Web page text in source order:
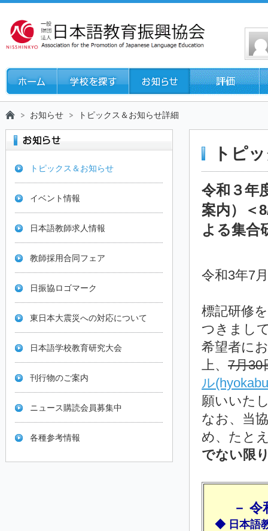
お知らせ トピックス＆お知らせ詳細
トピ
令和３年
案内）＜
よる集合
令和3年7
標記研修
つきまし
希望者に
上、 7月30
ル
願いいた
なお、当
め、たと
でない限
－
◆ 日本語
トピックス＆お知らせ
イベント情報
日本語教師求人情報
教師採用合同フェア
日振協ロゴマーク
東日本大震災への対応について
日本語学校教育研究大会
刊行物のご案内
ニュース購読会員募集中
各種参考情報